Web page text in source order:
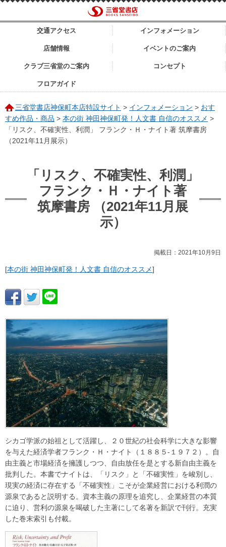
交通アクセス インフォメーション
店舗情報 イベントのご案内
クラブ三省堂のご案内 コンセプト
フロアガイド
三省堂書店神保町本店特設サイト > インフォメーション > おす
すめ作品・商品 > 本の街 神田神保町発！人文書 自信のオススメ >
「リスク、不確実性、利潤」 フランク・Ｈ・ナイト著 筑摩書房
（2021年11月展示）
「リスク、不確実性、利潤」
フランク・Ｈ・ナイト著
筑摩書房 （2021年11月展
示）
掲載日：2021年10月9日
[本の街 神田神保町発！人文書 自信のオススメ]
シカゴ学派の始祖として活躍し、２０世紀の社会科学に大きな影響
を与えた経済学者フランク・Ｈ・ナイト（１８８５‐１９７２）。自
由主義と市場経済を擁護しつつ、自由放任を是とする新自由主義を
批判した。本書でナイトは、「リスク」と「不確実性」を峻別し、
現実の経済に存在する「不確実性」こそが企業経営における利潤の
源泉であると説明する。資本主義の原理を追究し、企業経営の本質
に迫り、営利の源泉を喝破した主著にして名著を新訳で刊行。充実
した巻末索引も付載。